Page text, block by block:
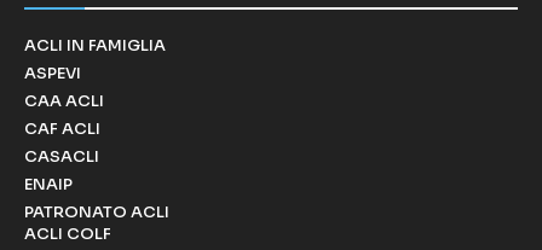
ACLI IN FAMIGLIA
ASPEVI
CAA ACLI
CAF ACLI
CASACLI
ENAIP
PATRONATO ACLI
ACLI COLF